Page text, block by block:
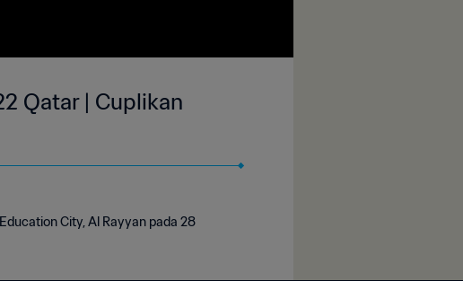
Qatar | Cuplikan
City, Al Rayyan pada 28